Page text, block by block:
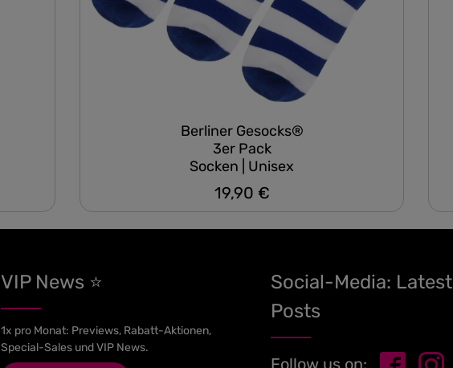
Berliner Gesocks®
3er Pack
Socken | Unisex
Regulärer Preis:
19,90 €
VIP News ⭐
1x pro Monat: Previews, Rabatt-Aktionen,
Special-Sales und VIP News.
Social-Media: Latest
Posts
Follow us on: